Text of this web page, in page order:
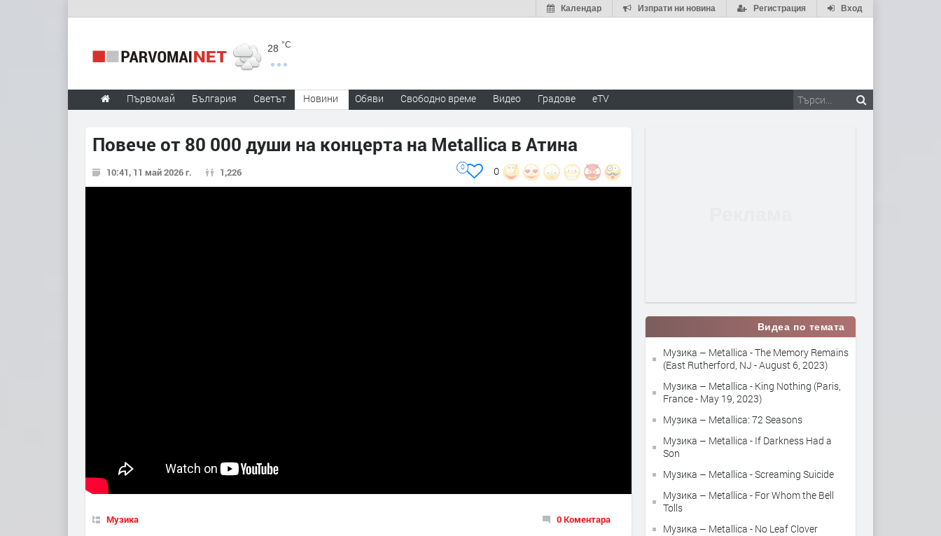
Вход
Регистрация
Изпрати ни новина
Календар
28 °C
Първомай България Светът Новини Обяви Свободно време Видео Градове eTV
Повече от 80 000 души на концерта на Metallica в Атина
10:41, 11 май 2026 г. 1,226 0
0
Музика 0 Коментара
Видеа по темата
Музика – Metallica - The Memory Remains
(East Rutherford, NJ - August 6, 2023)
Музика – Metallica - King Nothing (Paris,
France - May 19, 2023)
Музика – Metallica: 72 Seasons
Музика – Metallica - If Darkness Had a
Son
Музика – Metallica - Screaming Suicide
Музика – Metallica - For Whom the Bell
Tolls
Музика – Metallica - No Leaf Clover